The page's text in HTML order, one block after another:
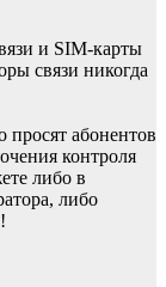
и SIM-карты
связи никогда
просят абонентов
контроля
либо в
либо